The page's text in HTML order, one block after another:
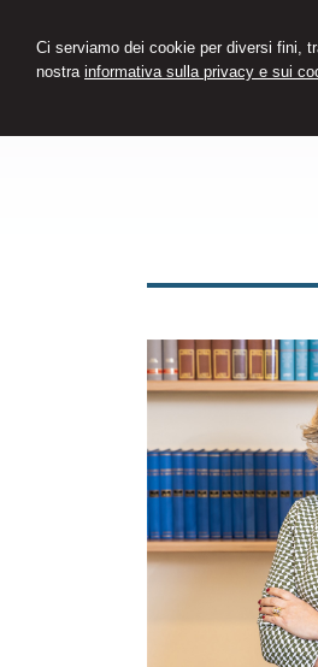
Ci serviamo dei cookie per diversi fini,
nostra informativa sulla privacy e sui